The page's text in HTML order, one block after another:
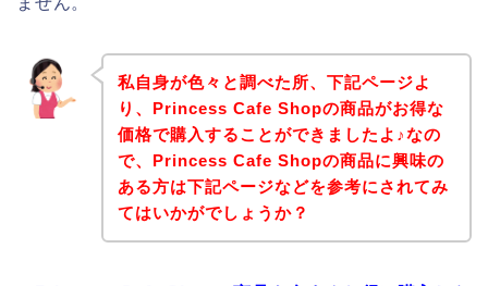
私自身が色々と調べた所、下記ページよ
り、Princess Cafe Shopの商品がお得な
価格で購入することができましたよ♪なの
で、Princess Cafe Shopの商品に興味の
ある方は下記ページなどを参考にされてみ
てはいかがでしょうか？